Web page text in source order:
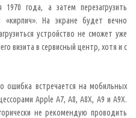
года, а затем перезагрузить
На экране будет вечно
устройство не сможет уже
визита в сервисный центр, хотя и с
встречается на мобильных
Apple A7, A8, A8X, A9 и A9X.
не рекомендую проводить